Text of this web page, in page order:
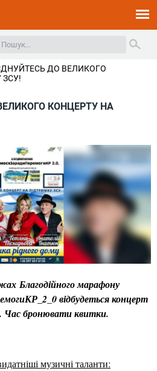
ДО ВЕЛИКОГО
ЗСУ!
КОНЦЕРТУ НА
Благодійного марафону
відбудеться концерт
Час бронювати квитки.
музичні таланти: